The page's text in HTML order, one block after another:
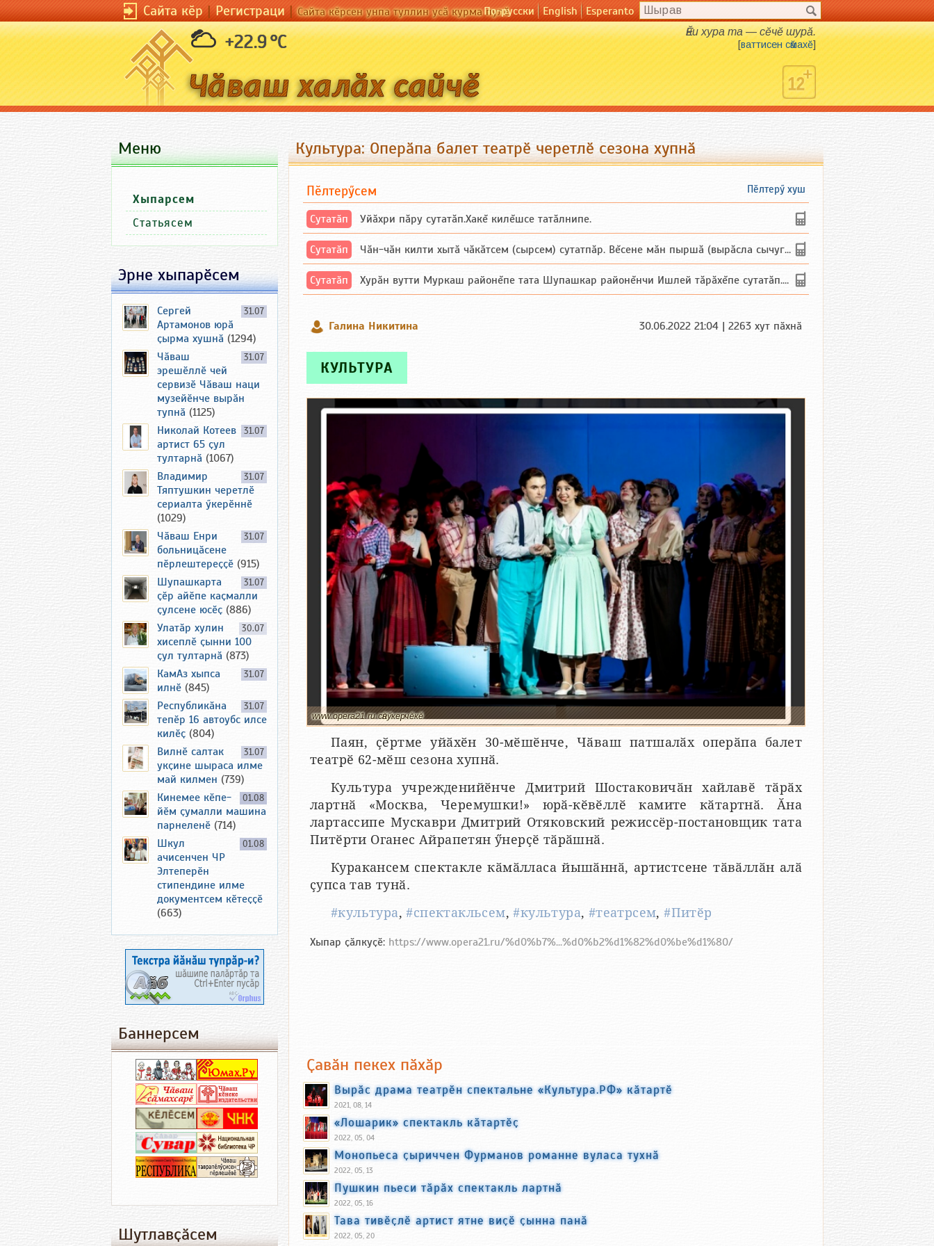
Сайта кӗр|Регистраци|Сайта кӗрсен унпа туллин усӑ курма пулӗПо-русски English Esperanto
+22.9 °C Ӗни хура та — сӗчӗ шурӑ.
[ваттисен сӑмахӗ]
Культура: Оперӑпа балет театрӗ черетлӗ сезона хупнӑ
Пӗлтерӳ хуш
Пӗлтерӳсем
Сутатӑп Уйăхри пăру сутатăп.Хакĕ килĕшсе татăлнипе.
Сутатӑп Чăн-чăн килти хытă чăкăтсем (сырсем) сутатпăр. Вĕсене мăн пыршă (вырăсла сычуг) ...
Сутатӑп Хурăн вутти Муркаш районĕпе тата Шупашкар районĕнчи Ишлей тăрăхĕпе сутатăп. Ха...
Галина Никитина 30.06.2022 21:04 | 2263 хут пӑхнӑ
КУЛЬТУРА
www.opera21.ru сӑнӳкерчӗкӗ
Паян, ҫӗртме уйӑхӗн 30-мӗшӗнче, Чӑваш патшалӑх оперӑпа балет
театрӗ 62-мӗш сезона хупнӑ.
Культура учрежденийӗнче Дмитрий Шостаковичӑн хайлавӗ тӑрӑх
лартнӑ «Москва, Черемушки!» юрӑ-кӗвӗллӗ камите кӑтартнӑ. Ӑна
лартассипе Мускаври Дмитрий Отяковский режиссёр-постановщик тата
Питӗрти Оганес Айрапетян ӳнерҫӗ тӑрӑшнӑ.
Куракансем спектакле кӑмӑлласа йышӑннӑ, артистсене тӑвӑллӑн алӑ
ҫупса тав тунӑ.
#культура,#спектакльсем,#культура, #театрсем,#Питӗр
Хыпар ҫӑлкуҫӗ: https://www.opera21.ru/%d0%b7%...%d0%b2%d1%82%d0%be%d1%80/
Ҫавӑн пекех пӑхӑр
Вырӑс драма театрӗн спектальне «Культура.РФ» кӑтартӗ
2021, 08, 14
«Лошарик» спектакль кӑтартӗҫ
2022, 05, 04
Монопьеса ҫыриччен Фурманов романне вуласа тухнӑ
2022, 05, 13
Пушкин пьеси тӑрӑх спектакль лартнӑ
2022, 05, 16
Тава тивӗҫлӗ артист ятне виҫӗ ҫынна панӑ
2022, 05, 20
Меню
Хыпарсем
Статьясем
Эрне хыпарӗсем
31.07
Сергей
Артамонов юрӑ
ҫырма хушнӑ (1294)
31.07
Чӑваш
эрешӗллӗ чей
сервизӗ Чӑваш наци
музейӗнче вырӑн
тупнӑ (1125)
31.07
Николай Котеев
артист 65 ҫул
тултарнӑ (1067)
31.07
Владимир
Тяптушкин черетлӗ
сериалта ӳкерӗннӗ
(1029)
31.07
Чӑваш Енри
больницӑсене
пӗрлештереҫҫӗ (915)
31.07
Шупашкарта
ҫӗр айӗпе каҫмалли
ҫулсене юсӗҫ (886)
30.07
Улатӑр хулин
хисеплӗ ҫынни 100
ҫул тултарнӑ (873)
31.07
КамАз хыпса
илнӗ (845)
31.07
Республикӑна
тепӗр 16 автоубс илсе
килӗҫ (804)
31.07
Вилнӗ салтак
укҫине шыраса илме
май килмен (739)
01.08
Кинемее кӗпе-
йӗм ҫумалли машина
парнеленӗ (714)
01.08
Шкул
ачисенчен ЧР
Элтеперӗн
стипендине илме
документсем кӗтеҫҫӗ
(663)
Баннерсем
Шутлавҫӑсем